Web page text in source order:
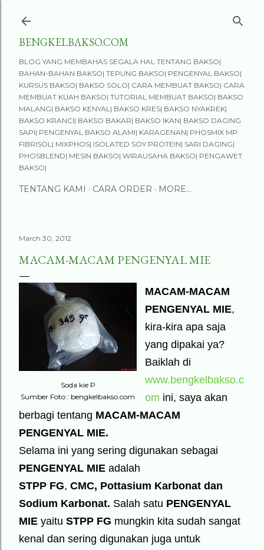
BENGKELBAKSO.COM
BLOG YANG MEMBAHAS SEGALA HAL TENTANG BAKSO|
BAHAN-BAHAN BAKSO| TEPUNG BAKSO| PENGENYAL BAKSO|
KURSUS BAKSO| BAKSO SOLO| CARA MEMBUAT BAKSO| CARA
MEMBUAT KUAH BAKSO| TUTORIAL MEMBUAT BAKSO| BAKSO
MALANG| BAKSO KENYAL| BAKSO KRES| BAKSO NYAKREK|
BAKSO KRANCI| BAKSO BAKAR| BAKSO IKAN| BAKSO DAGING
SAPI| PENGENYAL BAKSO ALAMI| KARAGENAN| PHOSMIX MP
FIBRISOL| MIXPHOS| ISOLATED SOY PROTEIN| SARI DAGING|
PHOSBLEND| MESIN BAKSO| WIRAUSAHA BAKSO| PENGAWET
BAKSO|
TENTANG KAMI CARA ORDER MORE…
March 30, 2012
MACAM-MACAM PENGENYAL MIE
Soda kie P
Sumber Foto : bengkelbakso.com
MACAM-MACAM
PENGENYAL MIE,
kira-kira apa saja
yang dipakai ya?
Baiklah di
www.bengkelbakso.c
om ini, saya akan
berbagi tentang MACAM-MACAM
PENGENYAL MIE.
Selama ini yang sering digunakan sebagai
PENGENYAL MIE adalah
STPP FG, CMC, Pottasium Karbonat dan
Sodium Karbonat. Salah satu PENGENYAL
MIE yaitu STPP FG mungkin kita sudah sangat
kenal dan sering digunakan juga untuk